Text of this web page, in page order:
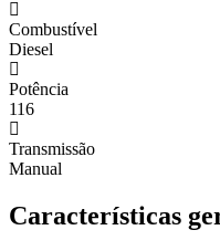
Combustível
Diesel
Potência
116
Transmissão
Manual
Características